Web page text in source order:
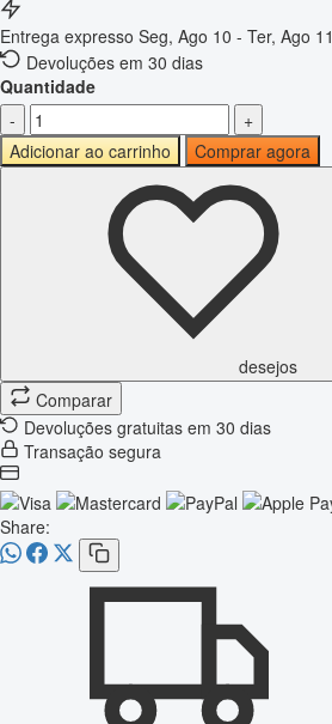
Entrega expresso Seg, Ago 10 - Ter, Ago 11
Devoluções em 30 dias
Quantidade
-
+
Adicionar ao carrinho
Comprar agora
desejos
Comparar
Devoluções gratuitas em 30 dias
Transação segura
Share: